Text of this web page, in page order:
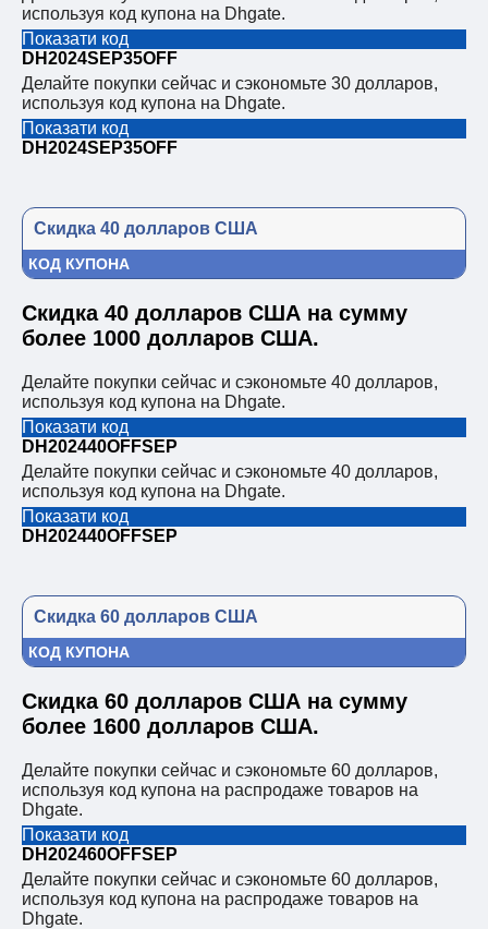
используя код купона на Dhgate.
Показати код
DH2024SEP35OFF
Делайте покупки сейчас и сэкономьте 30 долларов,
используя код купона на Dhgate.
Показати код
DH2024SEP35OFF
Скидка 40 долларов США
КОД КУПОНА
Скидка 40 долларов США на сумму
более 1000 долларов США.
Делайте покупки сейчас и сэкономьте 40 долларов,
используя код купона на Dhgate.
Показати код
DH202440OFFSEP
Делайте покупки сейчас и сэкономьте 40 долларов,
используя код купона на Dhgate.
Показати код
DH202440OFFSEP
Скидка 60 долларов США
КОД КУПОНА
Скидка 60 долларов США на сумму
более 1600 долларов США.
Делайте покупки сейчас и сэкономьте 60 долларов,
используя код купона на распродаже товаров на
Dhgate.
Показати код
DH202460OFFSEP
Делайте покупки сейчас и сэкономьте 60 долларов,
используя код купона на распродаже товаров на
Dhgate.